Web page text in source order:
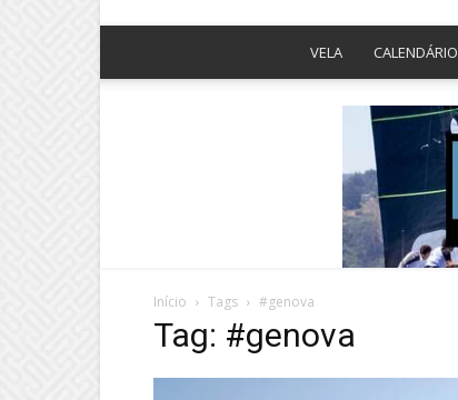
VELA CALENDÁRIO
Início Tags #genova
Tag: #genova